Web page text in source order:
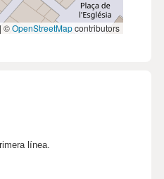
| ©OpenStreetMapcontributors
línea.